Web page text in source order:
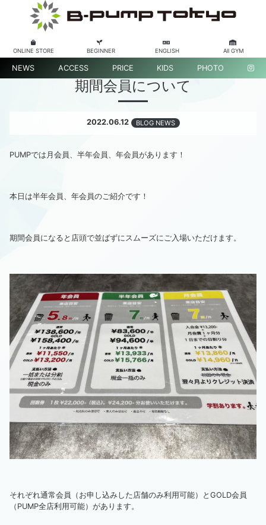
ONLINE STORE BEGINNER ENGLISH All GYM
NEWS ACCESS PRICE KIDS PHOTO
期間会員について
2022.06.12 BLOG NEWS
PUMPでは月会員、半年会員、年会員があります！
本日は半年会員、年会員のご紹介です！
期間会員になると店頭で並ばずにスムーズにご入場いただけます。
それぞれ通常会員（お申し込みした店舗のみ利用可能）とGOLD会員
（PUMP全店利用可能）があります。